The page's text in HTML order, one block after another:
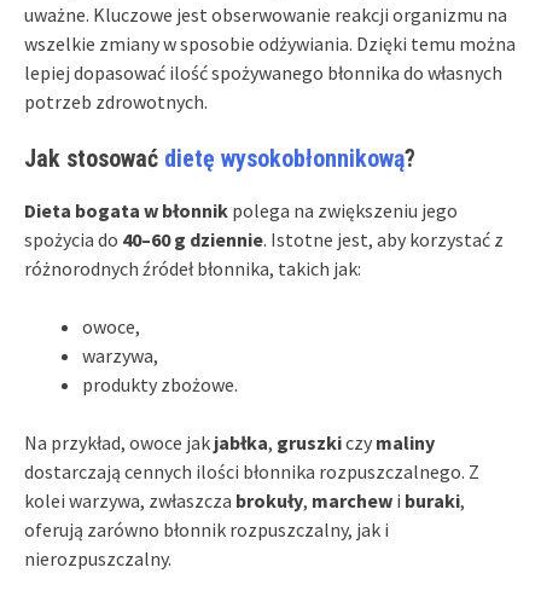
uważne. Kluczowe jest obserwowanie reakcji organizmu na
wszelkie zmiany w sposobie odżywiania. Dzięki temu można
lepiej dopasować ilość spożywanego błonnika do własnych
potrzeb zdrowotnych.
Jak stosować dietę wysokobłonnikową?
Dieta bogata w błonnik polega na zwiększeniu jego
spożycia do 40–60 g dziennie. Istotne jest, aby korzystać z
różnorodnych źródeł błonnika, takich jak:
owoce,
warzywa,
produkty zbożowe.
Na przykład, owoce jak jabłka, gruszkiczy maliny
dostarczają cennych ilości błonnika rozpuszczalnego. Z
kolei warzywa, zwłaszcza brokuły, marchew i buraki,
oferują zarówno błonnik rozpuszczalny, jak i
nierozpuszczalny.